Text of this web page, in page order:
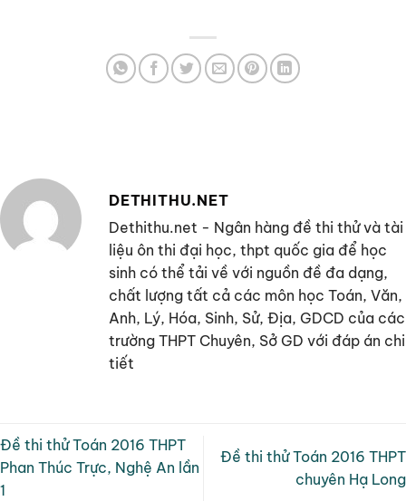
DETHITHU.NET
Dethithu.net - Ngân hàng đề thi thử và tài
liệu ôn thi đại học, thpt quốc gia để học
sinh có thể tải về với nguồn đề đa dạng,
chất lượng tất cả các môn học Toán, Văn,
Anh, Lý, Hóa, Sinh, Sử, Địa, GDCD của các
trường THPT Chuyên, Sở GD với đáp án chi
tiết
Đề thi thử Toán 2016 THPT
Phan Thúc Trực, Nghệ An lần
1
Đề thi thử Toán 2016 THPT
chuyên Hạ Long